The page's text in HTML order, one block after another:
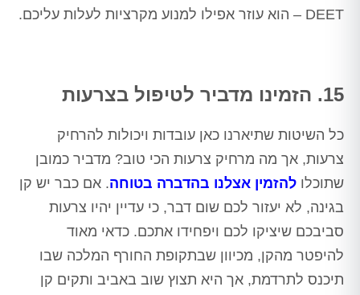
DEET – הוא עוזר אפילו למנוע מקרציות לעלות עליכם.
15. הזמינו מדביר לטיפול בצרעות
כל השיטות שתיארנו כאן עובדות ויכולות להרחיק
צרעות, אך מה מרחיק צרעות הכי טוב? מדביר כמובן
שתוכלו להזמין אצלנו בהדברה בטוחה. אם כבר יש קן
בגינה, לא יעזור לכם שום דבר, כי עדיין יהיו צרעות
סביבכם שיציקו לכם ויפחידו אתכם. כדאי מאוד
להיפטר מהקן, מכיוון שבתקופת החורף המלכה שבו
תיכנס לתרדמת, אך היא תצוץ שוב באביב ותקים קן